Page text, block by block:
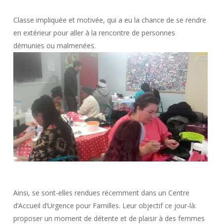
Classe impliquée et motivée, qui a eu la chance de se rendre
en extérieur pour aller à la rencontre de personnes
démunies ou malmenées.
Ainsi, se sont-elles rendues récemment dans un Centre
d’Accueil d’Urgence pour Familles. Leur objectif ce jour-là:
proposer un moment de détente et de plaisir à des femmes